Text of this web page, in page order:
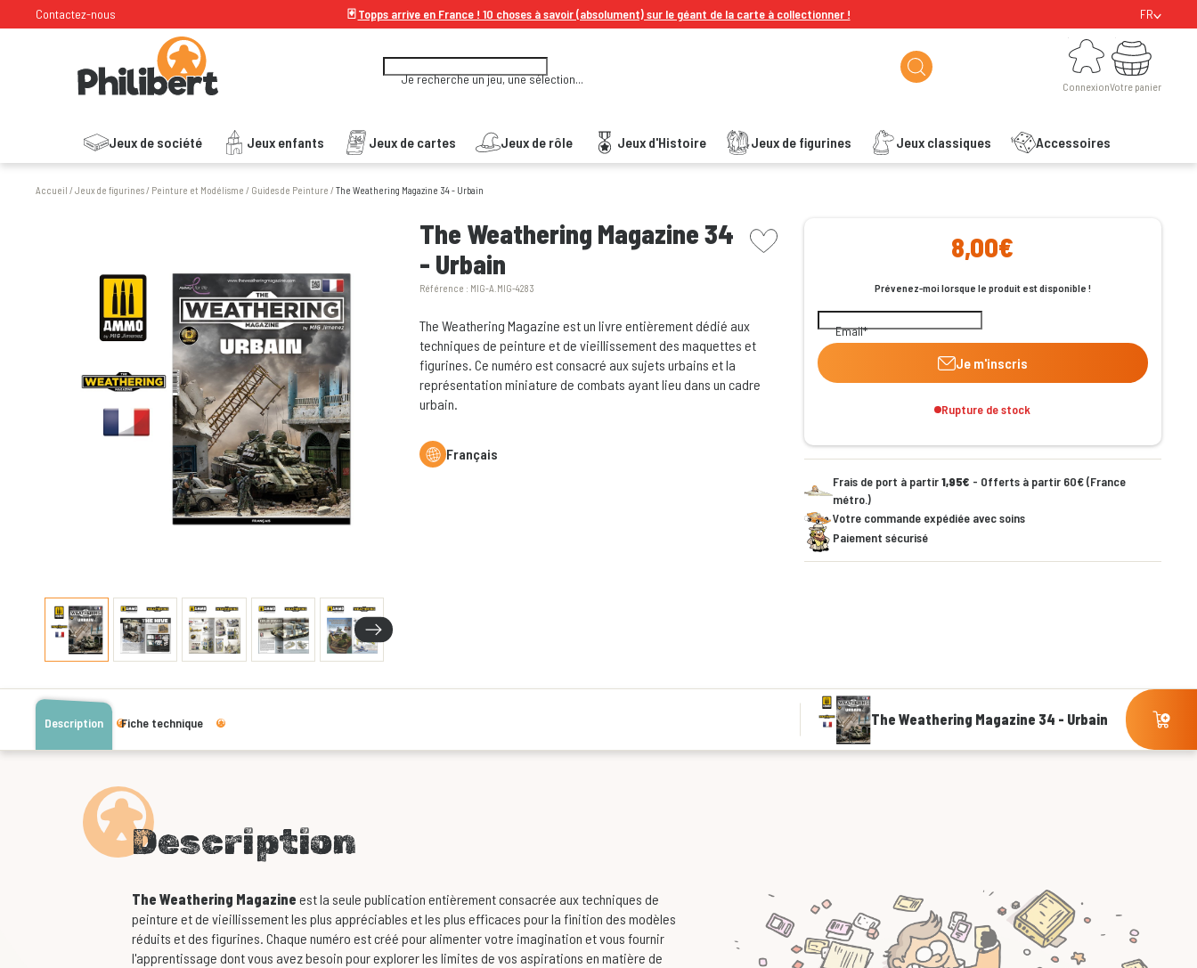
Contactez-nous 🃏Topps arrive en France ! 10 choses à savoir (absolument) sur le géant de la carte à collectionner ! FR
Je recherche un jeu, une sélection...
Connexion
Connexion
Jeux de société Jeux enfants Jeux de cartes Jeux de rôle Jeux d'Histoire Jeux de figurines Jeux classiques Accessoires
Votre panier
Votre panier
Accueil /Jeux de figurines/ Peinture et Modélisme / Guides de Peinture /The Weathering Magazine 34 - Urbain
The Weathering Magazine 34
- Urbain
Référence : MIG-A.MIG-4283
picto wishlist
The Weathering Magazine est un livre entièrement dédié aux
techniques de peinture et de vieillissement des maquettes et
figurines. Ce numéro est consacré aux sujets urbains et la
représentation miniature de combats ayant lieu dans un cadre
urbain.
Français
8,00€
Prévenez-moi lorsque le produit est disponible !
Email
Je m'inscris
Rupture de stock
Frais de port à partir1,95€ - Offerts à partir 60€ (France
métro.)
Votre commande expédiée avec soins
Paiement sécurisé
Description Fiche technique The Weathering Magazine 34 - Urbain
Description
The Weathering Magazine est la seule publication entièrement consacrée aux techniques de
peinture et de vieillissement les plus appréciables et les plus efficaces pour la finition des modèles
réduits et des figurines. Chaque numéro est créé pour alimenter votre imagination et vous fournir
l'apprentissage dont vous avez besoin pour explorer les limites de vos aspirations en matière de